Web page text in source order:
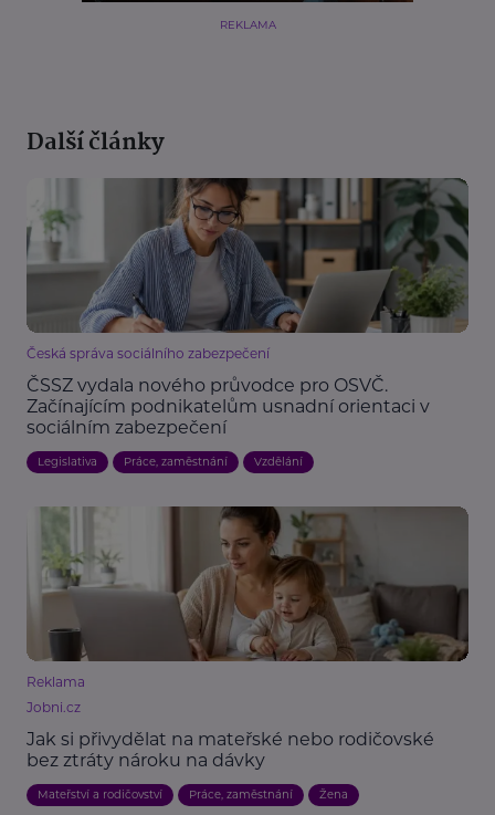
REKLAMA
Další články
Česká správa sociálního zabezpečení
ČSSZ vydala nového průvodce pro OSVČ.
Začínajícím podnikatelům usnadní orientaci v
sociálním zabezpečení
Legislativa Práce, zaměstnání Vzdělání
Reklama
Jobni.cz
Jak si přivydělat na mateřské nebo rodičovské
bez ztráty nároku na dávky
Mateřství a rodičovství Práce, zaměstnání Žena